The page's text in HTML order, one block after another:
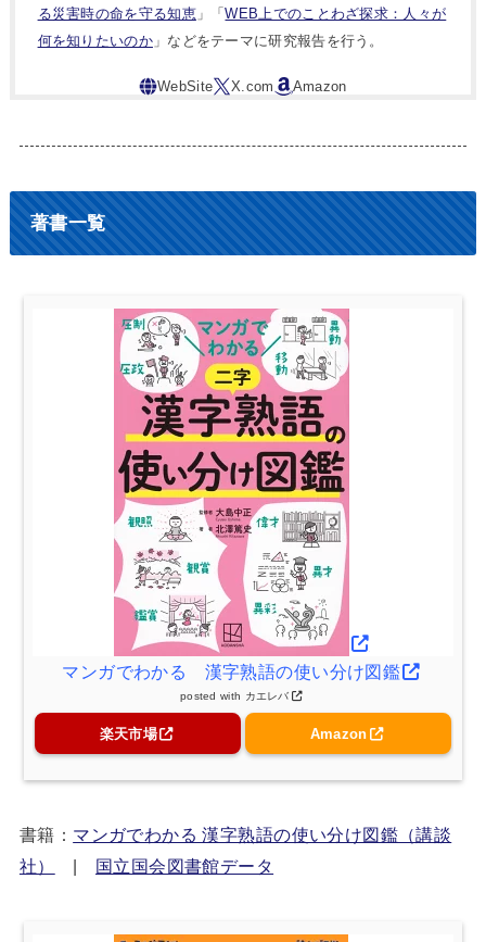
る災害時の命を守る知恵」「WEB上でのことわざ探求：人々が
何を知りたいのか」などをテーマに研究報告を行う。
著書一覧
マンガでわかる 漢字熟語の使い分け図鑑
posted with カエレバ
楽天市場 Amazon
書籍： マンガでわかる 漢字熟語の使い分け図鑑（講談
社）
| 国立国会図書館データ